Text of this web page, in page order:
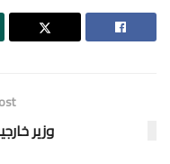
وزير